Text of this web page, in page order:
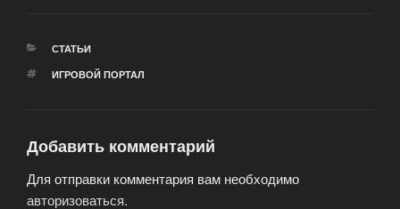
РУБРИКИ
СТАТЬИ
МЕТКИ
ИГРОВОЙ ПОРТАЛ
Добавить комментарий
Для отправки комментария вам необходимо
авторизоваться.